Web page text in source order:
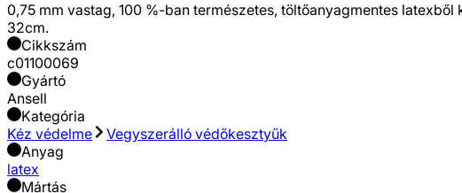
0,75 mm vastag, 100 %-ban természetes, töltőanyagmentes
32cm.
Cikkszám
c01100069
Gyártó
Ansell
Kategória
Kéz védelme
Vegyszerálló védőkesztyűk
Anyag
latex
Mártás